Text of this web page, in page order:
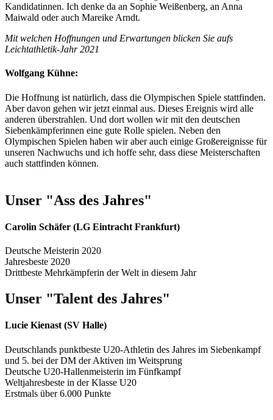
Kandidatinnen. Ich denke da an Sophie Weißenberg, an Anna
Maiwald oder auch Mareike Arndt.
Mit welchen Hoffnungen und Erwartungen blicken Sie aufs
Leichtathletik-Jahr 2021
Wolfgang Kühne:
Die Hoffnung ist natürlich, dass die Olympischen Spiele stattfinden.
Aber davon gehen wir jetzt einmal aus. Dieses Ereignis wird alle
anderen überstrahlen. Und dort wollen wir mit den deutschen
Siebenkämpferinnen eine gute Rolle spielen. Neben den
Olympischen Spielen haben wir aber auch einige Großereignisse für
unseren Nachwuchs und ich hoffe sehr, dass diese Meisterschaften
auch stattfinden können.
Unser "Ass des Jahres"
Carolin Schäfer (LG Eintracht Frankfurt)
Deutsche Meisterin 2020
Jahresbeste 2020
Drittbeste Mehrkämpferin der Welt in diesem Jahr
Unser "Talent des Jahres"
Lucie Kienast (SV Halle)
Deutschlands punktbeste U20-Athletin des Jahres im Siebenkampf
und 5. bei der DM der Aktiven im Weitsprung
Deutsche U20-Hallenmeisterin im Fünfkampf
Weltjahresbeste in der Klasse U20
Erstmals über 6.000 Punkte